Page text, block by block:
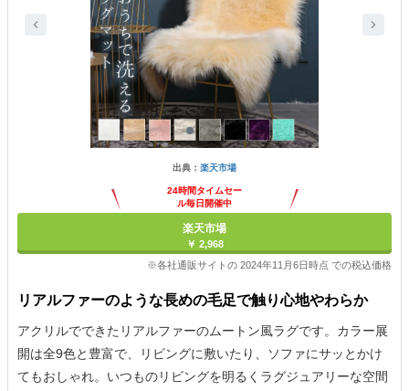
出典： 楽天市場
24時間タイムセー
ル毎日開催中
楽天市場
￥ 2,968
※各社通販サイトの 2024年11月6日時点 での税込価格
リアルファーのような長めの毛足で触り心地やわらか
アクリルでできたリアルファーのムートン風ラグです。カラー展
開は全9色と豊富で、リビングに敷いたり、ソファにサッとかけ
てもおしゃれ。いつものリビングを明るくラグジュアリーな空間